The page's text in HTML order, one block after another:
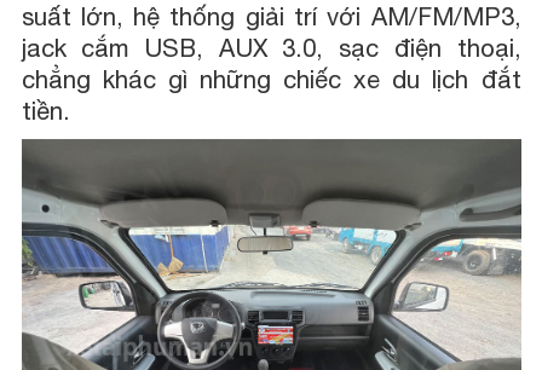
suất lớn, hệ thống giải trí với AM/FM/MP3,
jack cắm USB, AUX 3.0, sạc điện thoại,
chẳng khác gì những chiếc xe du lịch đắt
tiền.